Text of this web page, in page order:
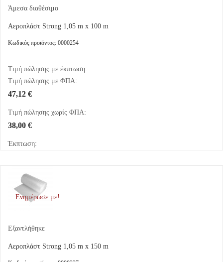
Άμεσα διαθέσιμο
Αεροπλάστ Strong 1,05 m x 100 m
Κωδικός προϊόντος: 0000254
Τιμή πώλησης με έκπτωση:
Τιμή πώλησης με ΦΠΑ:
47,12 €
Τιμή πώλησης χωρίς ΦΠΑ:
38,00 €
Έκπτωση:
Ενημέρωσε με!
Εξαντλήθηκε
Αεροπλάστ Strong 1,05 m x 150 m